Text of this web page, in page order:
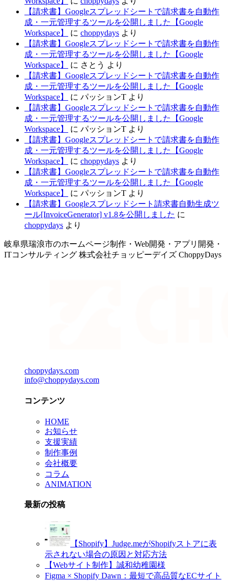
【請求書】Googleスプレッドシートで請求書を自動作
成・一元管理するツールを公開しました【Google
Workspace】
に choppydays より
【請求書】Googleスプレッドシートで請求書を自動作
成・一元管理するツールを公開しました【Google
Workspace】
に さとう より
【請求書】Googleスプレッドシートで請求書を自動作
成・一元管理するツールを公開しました【Google
Workspace】
に パッションT より
【請求書】Googleスプレッドシートで請求書を自動作
成・一元管理するツールを公開しました【Google
Workspace】
に パッションT より
【請求書】Googleスプレッドシートで請求書を自動作
成・一元管理するツールを公開しました【Google
Workspace】
に choppydays より
【請求書】Googleスプレッドシートで請求書を自動作
成・一元管理するツールを公開しました【Google
Workspace】
に パッションT より
【請求書】Googleスプレッドシート請求書自動生成ツ
ール[InvoiceGenerator] v1.8を公開しました に
choppydays より
岐阜県瑞浪市のホームページ制作・Web開発・アプリ開発・
ITコンサルティング 株式会社チョッピーデイズ ChoppyDays
choppydays.com
info@choppydays.com
コンテンツ
HOME
お知らせ
支援実績
制作事例
会社概要
コラム
ANIMATION
最新の投稿
【Shopify】Judge.meがShopifyストアに表
示されない場合の原因と対応方法
【Webサイト制作】誠和幼稚園様
Figma × Shopify Dawn：最短で高品質なECサイト